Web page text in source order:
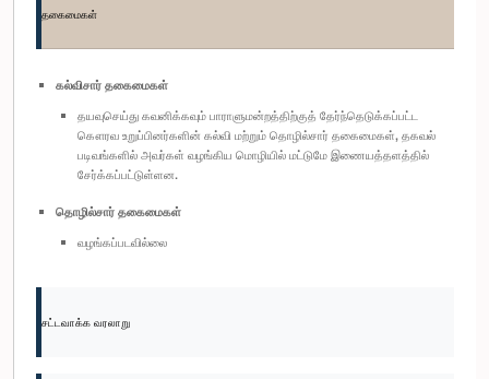
தகைமைகள்
கல்விசார் தகைமைகள்
தயவுசெய்து கவனிக்கவும் பாராளுமன்றத்திற்குத் தேர்ந்தெடுக்கப்பட்ட
கௌரவ உறுப்பினர்களின் கல்வி மற்றும் தொழில்சார் தகைமைகள், தகவல்
படிவங்களில் அவர்கள் வழங்கிய மொழியில் மட்டுமே இணையத்தளத்தில்
சேர்க்கப்பட்டுள்ளன.
தொழில்சார் தகைமைகள்
வழங்கப்படவில்லை
சட்டவாக்க வரலாறு